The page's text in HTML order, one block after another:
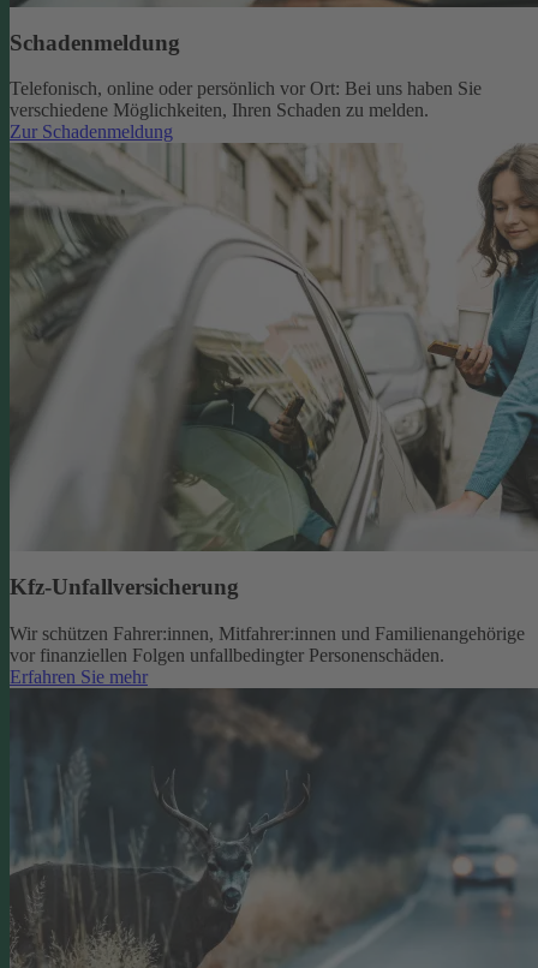
Schadenmeldung
Telefonisch, online oder persönlich vor Ort: Bei uns haben Sie
verschiedene Möglichkeiten, Ihren Schaden zu melden.
Zur Schadenmeldung
Kfz-Unfallversicherung
Wir schützen Fahrer:innen, Mitfahrer:innen und Familienangehörige
vor finanziellen Folgen unfallbedingter Personenschäden.
Erfahren Sie mehr